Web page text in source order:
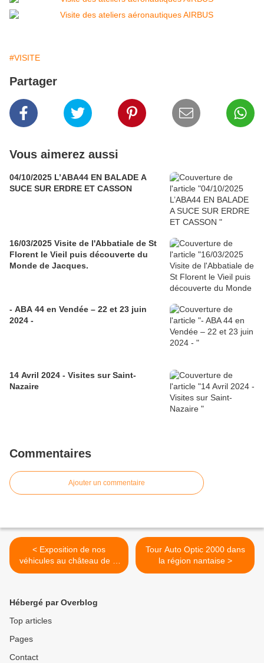
#VISITE
Partager
Vous aimerez aussi
04/10/2025 L’ABA44 EN BALADE A
SUCE SUR ERDRE ET CASSON
16/03/2025 Visite de l'Abbatiale de St
Florent le Vieil puis découverte du
Monde de Jacques.
- ABA 44 en Vendée – 22 et 23 juin
2024 -
14 Avril 2024 - Visites sur Saint-
Nazaire
Commentaires
Ajouter un commentaire
< Exposition de nos
véhicules au château de la
Pilardière à Oudon.
Tour Auto Optic 2000 dans
la région nantaise >
Hébergé par Overblog
Top articles
Pages
Contact